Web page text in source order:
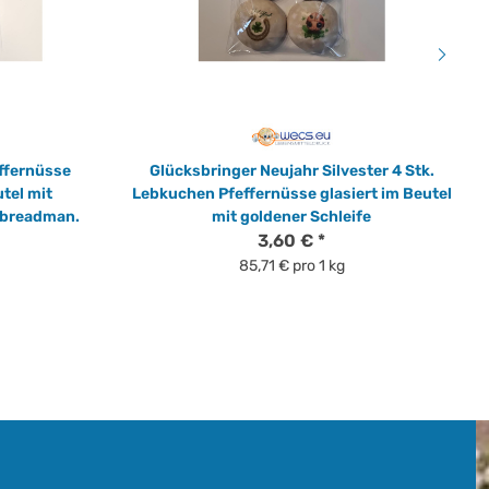
mit
Glücksbringer Neujahr Silvester 4 Stk.
Lebkuchen Pfeffernüsse glasiert im Beutel
mit goldener Schleife
3,60 € *
85,71 € pro 1 kg